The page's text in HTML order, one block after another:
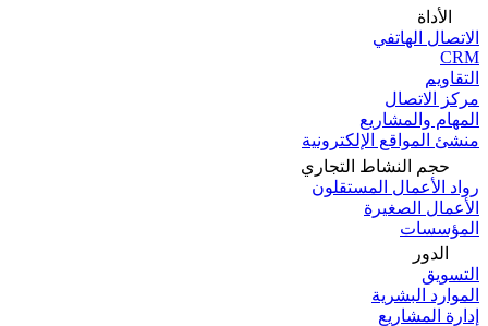
الأداة
الاتصال الهاتفي
CRM
التقاويم
مركز الاتصال
المهام والمشاريع
منشئ المواقع الإلكترونية
حجم النشاط التجاري
رواد الأعمال المستقلون
الأعمال الصغيرة
المؤسسات
الدور
التسويق
الموارد البشرية
إدارة المشاريع